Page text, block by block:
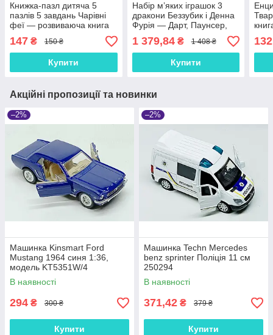
Книжка-пазл дитяча 5
пазлів 5 завдань Чарівні
феї — розвиваюча книга
3+
147 ₴ 150 ₴
Купити
Набір м’яких іграшок 3
дракони Беззубик і Денна
Фурія — Дарт, Паунсер,
Раффраннер 23 см,
плюшеві дракончики
1 379,84₴ 1 408 ₴
Купити
Акційні пропозиції та новинки
–2%
Машинка Kinsmart Ford
Mustang 1964 синя 1:36,
модель KT5351W/4
В наявності
294 ₴ 300 ₴
Купити
–2%
Машинка Techn Mercedes
benz sprinter Поліція 11 см
250294
В наявності
371,42 ₴ 379 ₴
Купити